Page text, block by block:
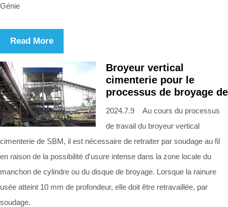
Génie
Read More
Broyeur vertical
cimenterie pour le
processus de broyage de
2024.7.9 Au cours du processus
de travail du broyeur vertical
cimenterie de SBM, il est nécessaire de retraiter par soudage au fil
en raison de la possibilité d'usure intense dans la zone locale du
manchon de cylindre ou du disque de broyage. Lorsque la rainure
usée atteint 10 mm de profondeur, elle doit être retravaillée, par
soudage.